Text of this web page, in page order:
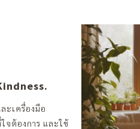
เครื่องมือ
ต้องการ และใช้